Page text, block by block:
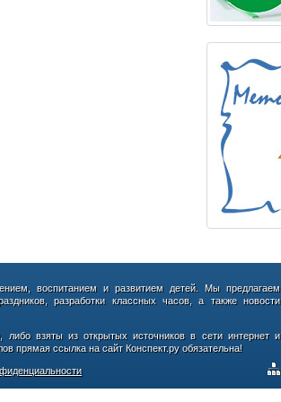
воспитанием и развитием детей. Мы предлагаем
разработки классных часов, а также новости
взяты из открытых источников в сети интернет и
прямая ссылка на сайт Конспект.ру обязательна!